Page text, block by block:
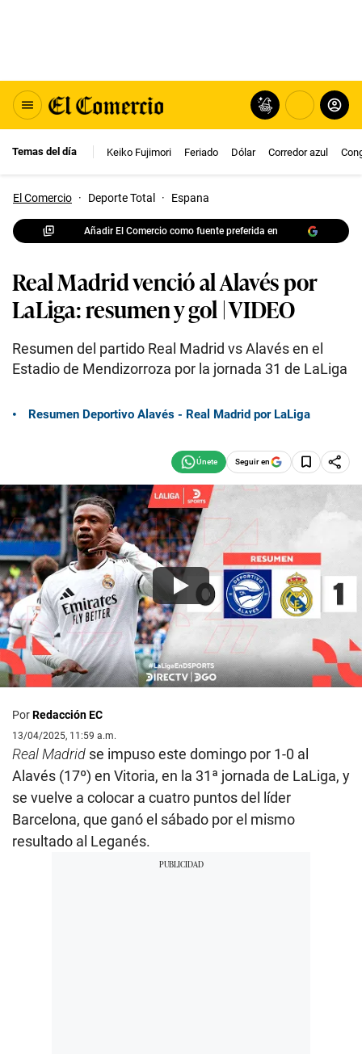
Temas del día Keiko Fujimori Feriado Dólar Corredor azul
El Comercio · Deporte Total · Espana
Añadir El Comercio como fuente preferida en
Real Madrid venció al Alavés por
LaLiga: resumen y gol | VIDEO
Resumen del partido Real Madrid vs Alavés en el
Estadio de Mendizorroza por la jornada 31 de LaLiga
Resumen Deportivo Alavés - Real Madrid por LaLiga
Seguir en
PorRedacción EC
13/04/2025, 11:59 a.m.
RealMadrid se impuso este domingo por 1-0 al
Alavés (17º) en Vitoria, en la 31ª jornada de LaLiga, y
se vuelve a colocar a cuatro puntos del líder
Barcelona, que ganó el sábado por el mismo
resultado al Leganés.